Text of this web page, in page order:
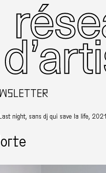
Last night, sans dj qui save la life, 2021